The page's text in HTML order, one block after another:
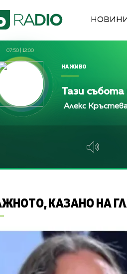
НОВИНИ
07:50 12:00
НА ЖИВО
Тази събота
Алекс Кръстева, Жени
Алекс Кръстева, Жени
КАЗАНО НА